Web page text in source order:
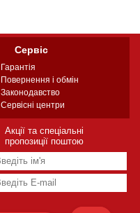
Сервіс
Гарантія
Повернення і обмін
Законодавство
Сервісні центри
Акції та спеціальні
пропозиції поштою